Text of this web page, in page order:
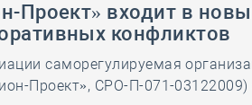
Проект» входит в
конфликтов
саморегулируемая
Проект», СРО-П-071-